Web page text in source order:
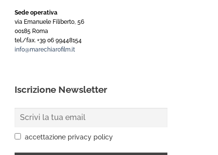
Sede operativa
via Emanuele Filiberto, 56
00185 Roma
tel./fax. +39 06 99448154
info@marechiarofilm.it
Iscrizione Newsletter
accettazione privacy policy